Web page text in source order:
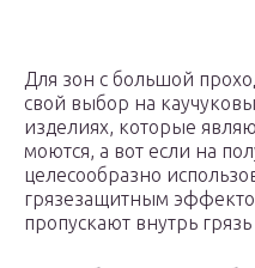
Для зон с большой
свой выбор на
изделиях, которые
моются, а вот если на
целесообразно
грязезащитным
пропускают внутрь грязь